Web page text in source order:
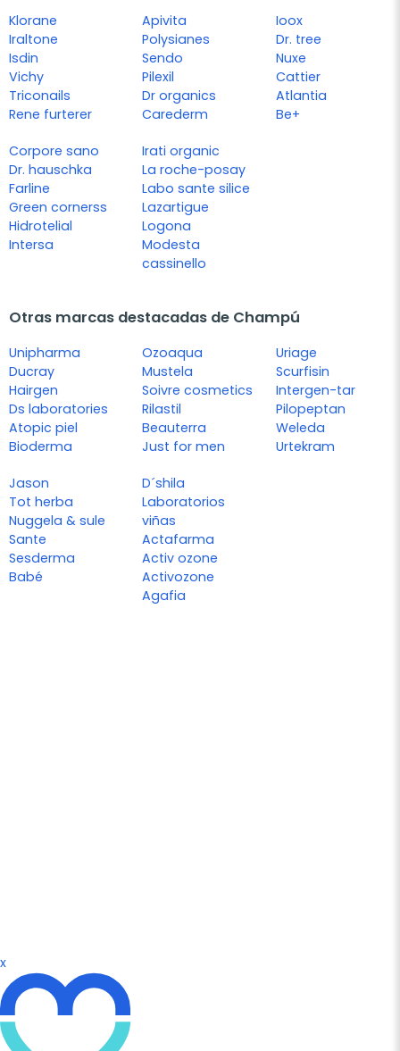
Klorane
Iraltone
Isdin
Vichy
Triconails
Rene furterer
Apivita
Polysianes
Sendo
Pilexil
Dr organics
Carederm
Ioox
Dr. tree
Nuxe
Cattier
Atlantia
Be+
Corpore sano
Dr. hauschka
Farline
Green cornerss
Hidrotelial
Intersa
Irati organic
La roche-posay
Labo sante silice
Lazartigue
Logona
Modesta
cassinello
Otras marcas destacadas de Champú
Unipharma
Ducray
Hairgen
Ds laboratories
Atopic piel
Bioderma
Ozoaqua
Mustela
Soivre cosmetics
Rilastil
Beauterra
Just for men
Uriage
Scurfisin
Intergen-tar
Pilopeptan
Weleda
Urtekram
Jason
Tot herba
Nuggela & sule
Sante
Sesderma
Babé
D´shila
Laboratorios
viñas
Actafarma
Activ ozone
Activozone
Agafia
x